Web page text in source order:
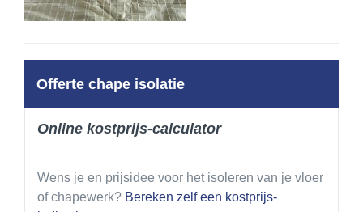
Offerte chape isolatie
Online kostprijs-calculator
Wens je en prijsidee voor het isoleren van je vloer
of chapewerk? Bereken zelf een kostprijs-